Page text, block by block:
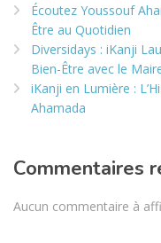
Écoutez Youssouf
Être au Quotidien
Diversidays : iKanji
Bien-Être avec le
iKanji en Lumière :
Ahamada
Commentaires
Aucun commentaire à